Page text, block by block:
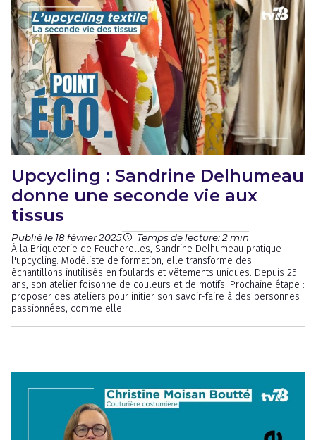
Upcycling : Sandrine Delhumeau
donne une seconde vie aux
tissus
Publié le 18 février 2025 Temps de lecture: 2 min
À la Briqueterie de Feucherolles, Sandrine Delhumeau pratique
l'upcycling. Modéliste de formation, elle transforme des
échantillons inutilisés en foulards et vêtements uniques. Depuis 25
ans, son atelier foisonne de couleurs et de motifs. Prochaine étape :
proposer des ateliers pour initier son savoir-faire à des personnes
passionnées, comme elle.